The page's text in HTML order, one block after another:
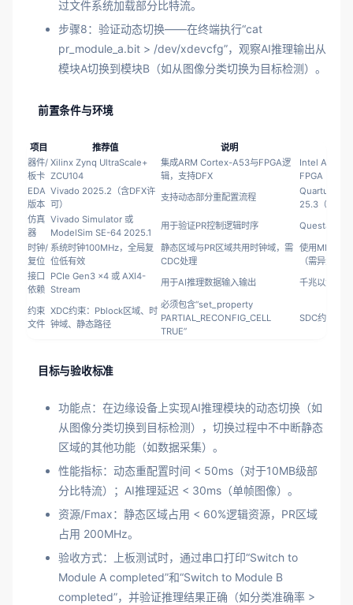
过文件系统加载部分比特流。
步骤8：验证动态切换——在终端执行“cat
pr_module_a.bit > /dev/xdevcfg”，观察AI推理输出从
模块A切换到模块B（如从图像分类切换为目标检测）。
前置条件与环境
项目 推荐值 说明
器件/
板卡
Xilinx Zynq UltraScale+
ZCU104
集成ARM Cortex-A53与FPGA逻
辑，支持DFX
Intel Agilex
FPGA（需
EDA
版本
Vivado 2025.2（含DFX许
可）
支持动态部分重配置流程
Quartus
25.3（PR版
仿真
器
Vivado Simulator 或
ModelSim SE-64 2025.1
用于验证PR控制逻辑时序
QuestaSim
时钟/
复位
系统时钟100MHz，全局复
位低有效
静态区域与PR区域共用时钟域，需
CDC处理
使用MMCM
（需异步复
接口
依赖
PCIe Gen3 x4 或 AXI4-
Stream
用于AI推理数据输入输出 千兆以太网
约束
文件
XDC约束：Pblock区域、时
钟域、静态路径
必须包含“set_property
PARTIAL_RECONFIG_CELL
TRUE”
SDC约束（
目标与验收标准
功能点：在边缘设备上实现AI推理模块的动态切换（如
从图像分类切换到目标检测），切换过程中不中断静态
区域的其他功能（如数据采集）。
性能指标：动态重配置时间 < 50ms（对于10MB级部
分比特流）；AI推理延迟 < 30ms（单帧图像）。
资源/Fmax：静态区域占用 < 60%逻辑资源，PR区域
占用 200MHz。
验收方式：上板测试时，通过串口打印“Switch to
Module A completed”和“Switch to Module B
completed”，并验证推理结果正确（如分类准确率 >